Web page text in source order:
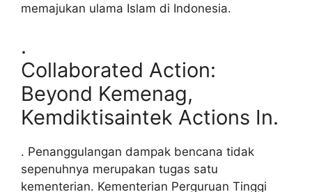
memajukan ulama Islam di Indonesia.
.
Collaborated Action:
Beyond Kemenag,
Kemdiktisaintek Actions In.
. Penanggulangan dampak bencana tidak
sepenuhnya merupakan tugas satu
kementerian. Kementerian Perguruan Tinggi